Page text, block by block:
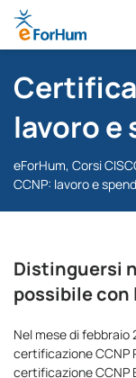
lavoro
eForHum, Corsi
CCNP: lavoro e
Distinguersi
possibile con
Nel mese di
certificazione CCNP
certificazione CCNP